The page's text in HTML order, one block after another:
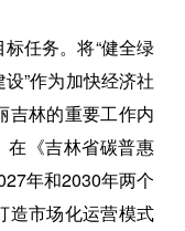
任务。将“健全绿
”作为加快经济社
吉林的重要工作内
在《吉林省碳普惠
年和2030年两个
造市场化运营模式